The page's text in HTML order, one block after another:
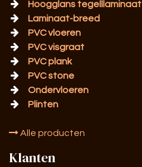
Hoogglans tegelllaminaat
Laminaat-breed
PVC vloeren
PVC visgraat
PVC plank
PVC stone
Ondervloeren
Plinten
Alle producten
Klanten